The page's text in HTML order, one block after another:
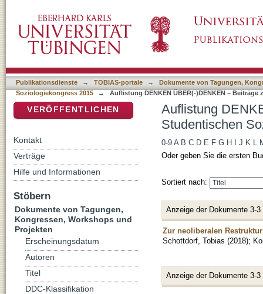
nach Titel
Publikationsdienste → TOBIAS-portale →
Dokumente von Tagungen,
Soziologiekongress 2015
→ Auflistung DENKEN ÜBER(-)DENKEN –
Auflistung
Studentischen
0-9 A B C D E F G H J K L
Oder geben Sie die ersten
Sortiert nach:
Anzeige der Dokumente 3-3
Zur neoliberalen
Schottdorf, Tobias (2018);
Anzeige der Dokumente 3-3
VERÖFFENTLICHEN
Kontakt
Verträge
Hilfe und Informationen
Stöbern
Dokumente von Tagungen,
Kongressen, Workshops und
Projekten
Erscheinungsdatum
Autoren
Titel
DDC-Klassifikation